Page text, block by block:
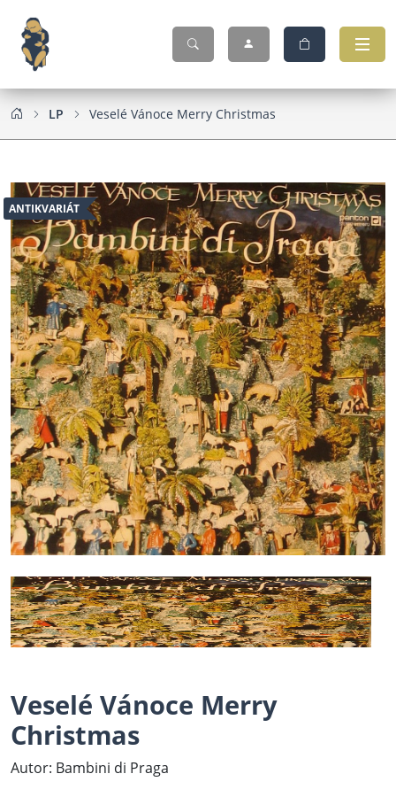
LP Veselé Vánoce Merry Christmas
ANTIKVARIÁT
Veselé Vánoce Merry
Christmas
Autor: Bambini di Praga